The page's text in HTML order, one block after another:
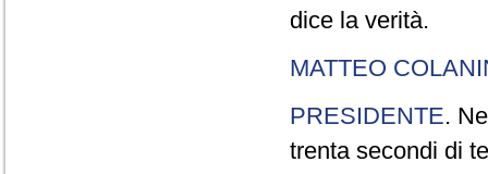
dice la verità.
MATTEO
PRESIDENTE.
trenta secondi di